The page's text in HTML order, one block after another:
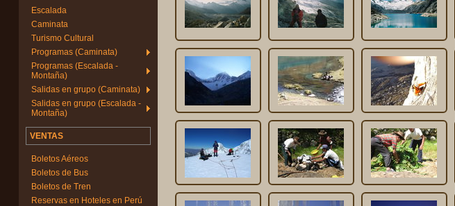
Escalada
Caminata
Turismo Cultural
Programas (Caminata)
Programas (Escalada -
Montaña)
Salidas en grupo (Caminata)
Salidas en grupo (Escalada -
Montaña)
VENTAS
Boletos Aéreos
Boletos de Bus
Boletos de Tren
Reservas en Hoteles en Perú